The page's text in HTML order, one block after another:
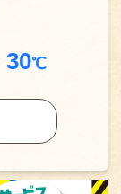
30℃